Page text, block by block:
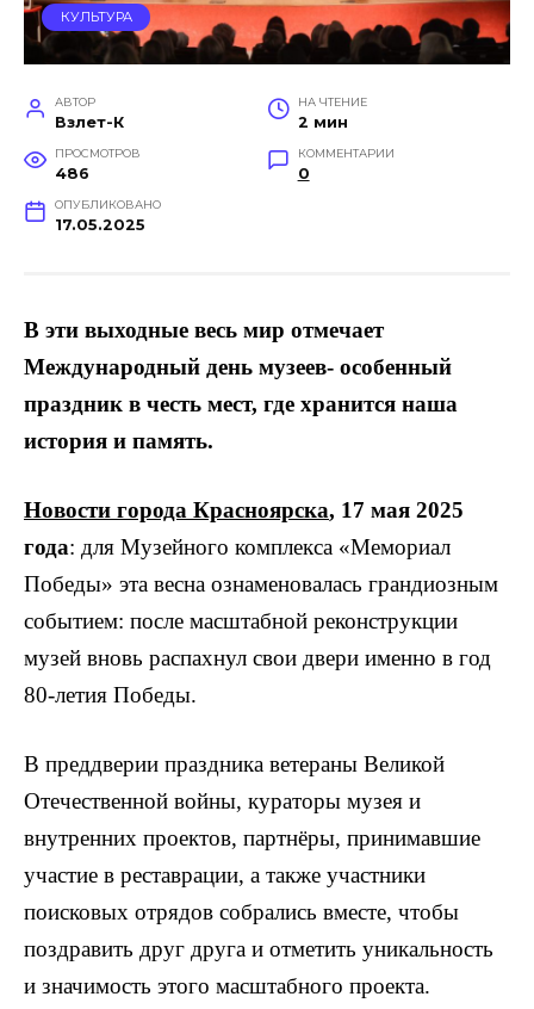
КУЛЬТУРА
АВТОР
Взлет-К
НА ЧТЕНИЕ
2 мин
ПРОСМОТРОВ
486
КОММЕНТАРИИ
0
ОПУБЛИКОВАНО
17.05.2025
В эти выходные весь мир отмечает
Международный день музеев- особенный
праздник в честь мест, где хранится наша
история и память.
Новости города Красноярска, 17 мая 2025
года: для Музейного комплекса «Мемориал
Победы» эта весна ознаменовалась грандиозным
событием: после масштабной реконструкции
музей вновь распахнул свои двери именно в год
80-летия Победы.
В преддверии праздника ветераны Великой
Отечественной войны, кураторы музея и
внутренних проектов, партнёры, принимавшие
участие в реставрации, а также участники
поисковых отрядов собрались вместе, чтобы
поздравить друг друга и отметить уникальность
и значимость этого масштабного проекта.